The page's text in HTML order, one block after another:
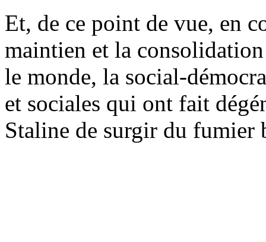
Et, de ce point de vue, en
maintien et la
le monde, la social-
et sociales qui ont fait
Staline de surgir du fumier